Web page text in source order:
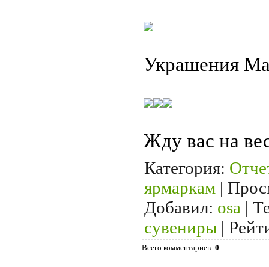
Украшения
Жду вас на
Категория:
ярмаркам |
Добавил: osa |
сувениры |
Всего комментариев: 0